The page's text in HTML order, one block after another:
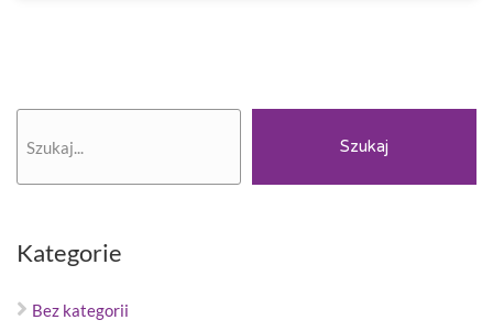
Szukaj
Kategorie
Bez kategorii